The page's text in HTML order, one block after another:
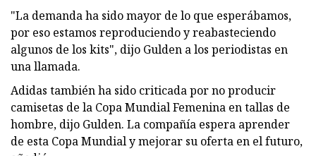
"La demanda ha sido mayor de lo que esperábamos,
por eso estamos reproduciendo y reabasteciendo
algunos de los kits", dijo Gulden a los periodistas en
una llamada.
Adidas también ha sido criticada por no producir
camisetas de la Copa Mundial Femenina en tallas de
hombre, dijo Gulden. La compañía espera aprender
de esta Copa Mundial y mejorar su oferta en el futuro,